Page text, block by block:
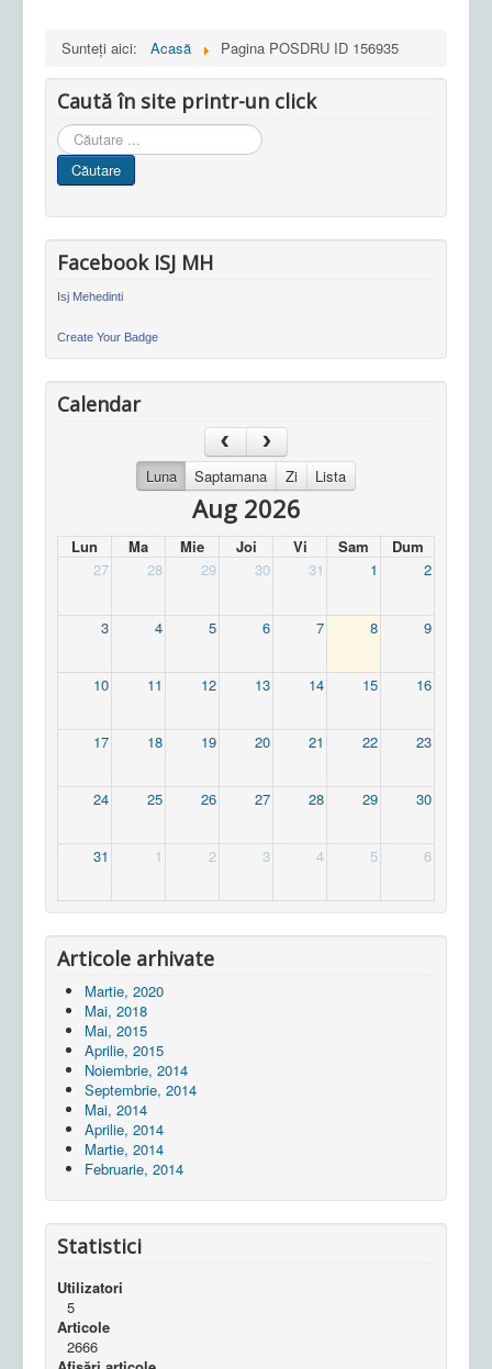
Sunteți aici: Acasă Pagina POSDRU ID 156935
Caută în site printr-un click
Cauta
in
site
Căutare
Facebook ISJ MH
Isj Mehedinti
Create Your Badge
Calendar
Luna Saptamana Zi Lista
Aug 2026
Lun Ma Mie Joi Vi Sam
Dum
27
28 29 30 31 1 2
3 4 5 6 7 8 9
10 11 12 13 14 15 16
17 18 19 20 21 22 23
24 25 26 27 28 29 30
31 1 2 3 4 5 6
Articole arhivate
Martie, 2020
Mai, 2018
Mai, 2015
Aprilie, 2015
Noiembrie, 2014
Septembrie, 2014
Mai, 2014
Aprilie, 2014
Martie, 2014
Februarie, 2014
Statistici
Utilizatori
5
Articole
2666